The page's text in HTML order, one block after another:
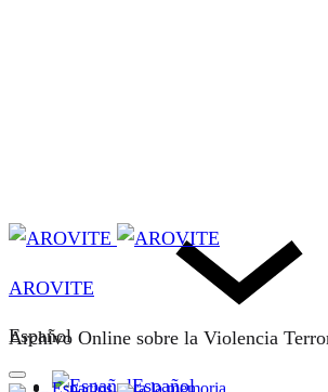
Español
Español
AROVITE
Archivo Online sobre la Violencia
Espacios para la memoria